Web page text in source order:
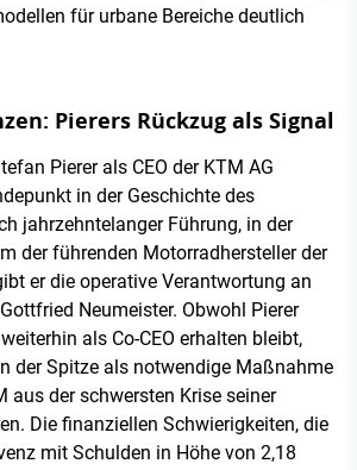
für urbane Bereiche deutlich
Pierers Rückzug als Signal
Pierer als CEO der KTM AG
in der Geschichte des
jahrzehntelanger Führung, in der
der führenden Motorradhersteller der
er die operative Verantwortung an
Neumeister. Obwohl Pierer
als Co-CEO erhalten bleibt,
der Spitze als notwendige Maßnahme
aus der schwersten Krise seiner
Die finanziellen Schwierigkeiten, die
mit Schulden in Höhe von 2,18